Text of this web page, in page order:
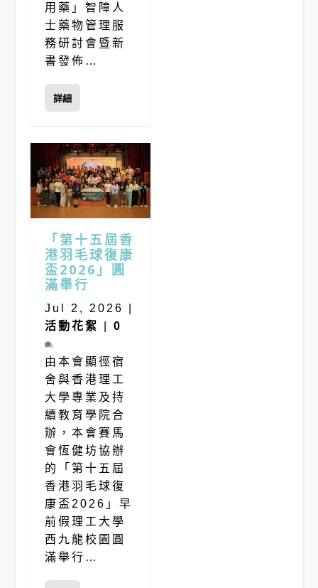
用藥」智障人
士藥物管理服
務研討會暨新
書發佈…
詳細
「第十五屆香
港羽毛球復康
盃2026」圓
滿舉行
Jul 2, 2026
活動花絮
0
由本會顯徑宿
舍與香港理工
大學專業及持
續教育學院合
辦，本會賽馬
會恆健坊協辦
的「第十五屆
香港羽毛球復
康盃2026」早
前假理工大學
西九龍校園圓
滿舉行…